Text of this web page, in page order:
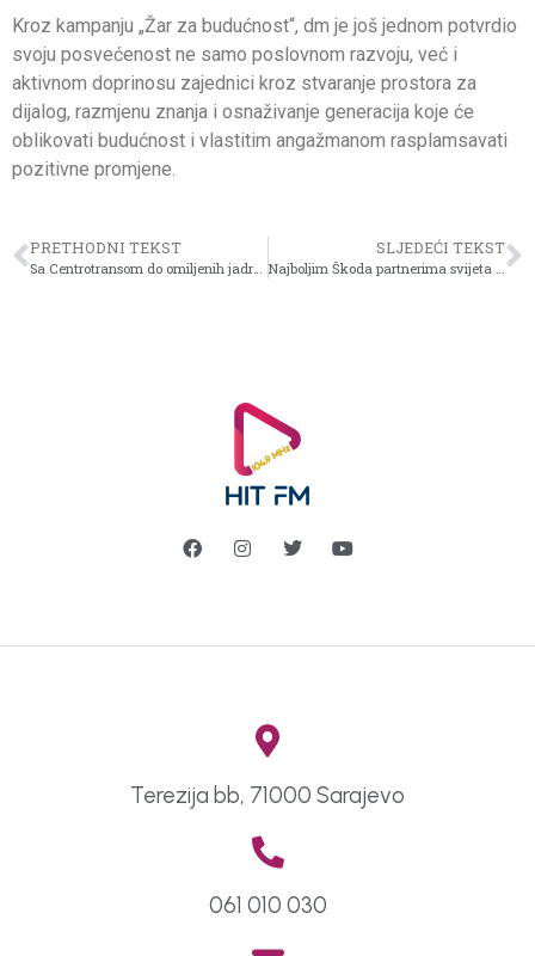
Kroz kampanju „Žar za budućnost“, dm je još jednom potvrdio
svoju posvećenost ne samo poslovnom razvoju, već i
aktivnom doprinosu zajednici kroz stvaranje prostora za
dijalog, razmjenu znanja i osnaživanje generacija koje će
oblikovati budućnost i vlastitim angažmanom rasplamsavati
pozitivne promjene.
PRETHODNI TEKST SLJEDEĆI TEKST
Terezija bb, 71000 Sarajevo
061 010 030